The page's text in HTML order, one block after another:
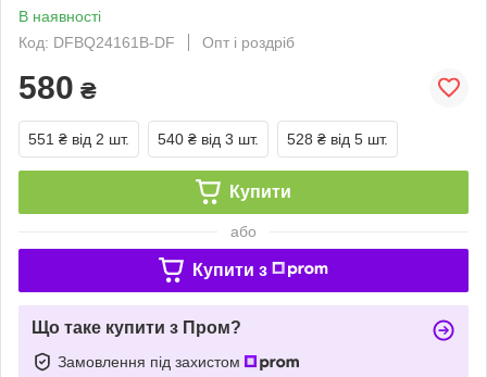
В наявності
Код: DFBQ24161B-DF
Опт і роздріб
580 ₴
551 ₴ від 2 шт. 540 ₴ від 3 шт. 528 ₴ від 5 шт.
Купити
або
Купити з
Що таке купити з Пром?
Замовлення під захистом